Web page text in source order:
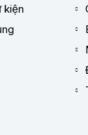
kiện